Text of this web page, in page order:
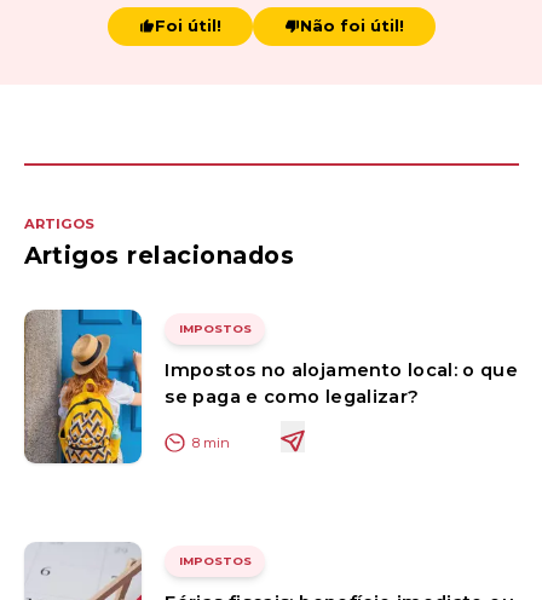
Foi útil! Não foi útil!
ARTIGOS
Artigos relacionados
IMPOSTOS
Impostos no alojamento local: o que
se paga e como legalizar?
8 min
IMPOSTOS